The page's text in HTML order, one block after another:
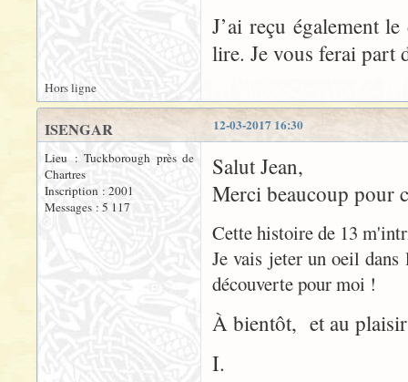
J’ai reçu également
lire. Je vous ferai part
Hors ligne
12-03-2017 16:30
ISENGAR
Lieu : Tuckborough près de
Chartres
Inscription : 2001
Messages : 5 117
Salut Jean,
Merci beaucoup pour
Cette histoire de 13
Je vais jeter un oeil
découverte pour moi !
À bientôt, et au
I.